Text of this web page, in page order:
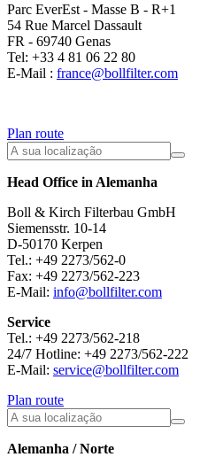
Parc EverEst - Masse B - R+1
54 Rue Marcel Dassault
FR - 69740 Genas
Tel: +33 4 81 06 22 80
E-Mail : france@bollfilter.com
Plan route
Head Office in Alemanha
Boll & Kirch Filterbau GmbH
Siemensstr. 10-14
D-50170 Kerpen
Tel.: +49 2273/562-0
Fax: +49 2273/562-223
E-Mail: info@bollfilter.com
Service
Tel.: +49 2273/562-218
24/7 Hotline: +49 2273/562-222
E-Mail: service@bollfilter.com
Plan route
Alemanha / Norte